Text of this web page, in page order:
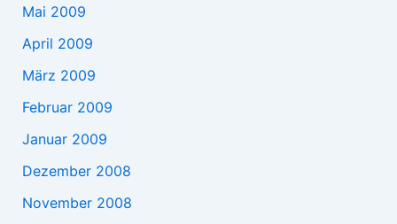
Mai 2009
April 2009
März 2009
Februar 2009
Januar 2009
Dezember 2008
November 2008